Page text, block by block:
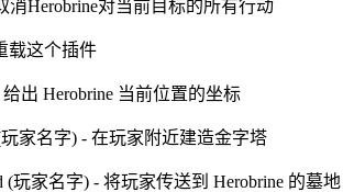
消Herobrine对当前目标的所有行动
载这个插件
给出 Herobrine 当前位置的坐标
玩家名字) - 在玩家附近建造金字塔
(玩家名字) - 将玩家传送到 Herobrine 的墓地